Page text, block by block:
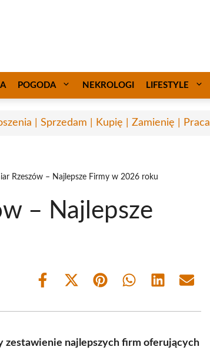
POGODA NEKROLOGI LIFESTYLE
| Sprzedam | Kupię | Zamienię | Praca
Rzeszów – Najlepsze Firmy w 2026 roku
– Najlepsze
Share
Share
(Twitter)
Share Share Share Share
zestawienie najlepszych firm oferujących